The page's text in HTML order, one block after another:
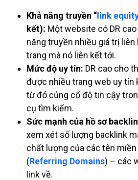
Khả năng truyền “ link
kết): Một website có DR
năng truyền nhiều giá trị
trang mà nó liên kết tới.
Mức độ uy tín: DR cao cho
được nhiều trang web uy tín
từ đó củng cố độ tin cậy
cụ tìm kiếm.
Sức mạnh của hồ sơ
xem xét số lượng backlink
chất lượng của các tên
(Referring Domains) – các
link về.